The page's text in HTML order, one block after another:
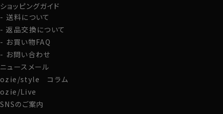
ショッピングガイド
送料について
返品交換について
お買い物FAQ
お問い合わせ
ニュースメール
ozie/style コラム
ozie/Live
SNSのご案内